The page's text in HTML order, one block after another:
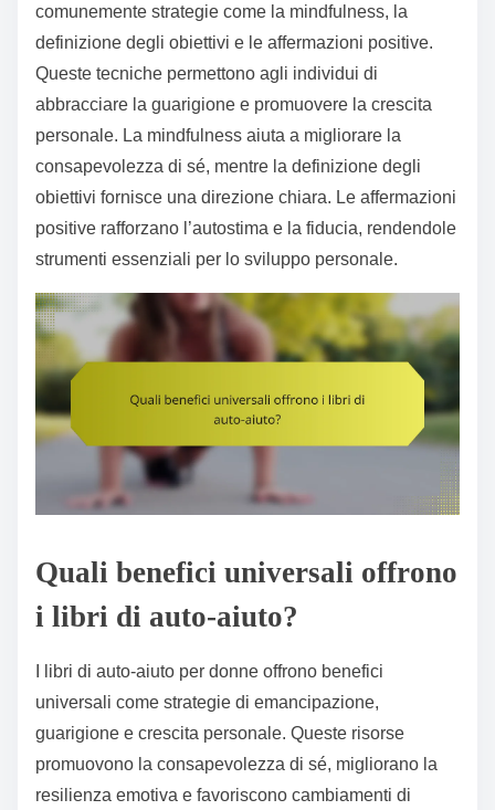
comunemente strategie come la mindfulness, la
definizione degli obiettivi e le affermazioni positive.
Queste tecniche permettono agli individui di
abbracciare la guarigione e promuovere la crescita
personale. La mindfulness aiuta a migliorare la
consapevolezza di sé, mentre la definizione degli
obiettivi fornisce una direzione chiara. Le affermazioni
positive rafforzano l’autostima e la fiducia, rendendole
strumenti essenziali per lo sviluppo personale.
Quali benefici universali offrono
i libri di auto-aiuto?
I libri di auto-aiuto per donne offrono benefici
universali come strategie di emancipazione,
guarigione e crescita personale. Queste risorse
promuovono la consapevolezza di sé, migliorano la
resilienza emotiva e favoriscono cambiamenti di